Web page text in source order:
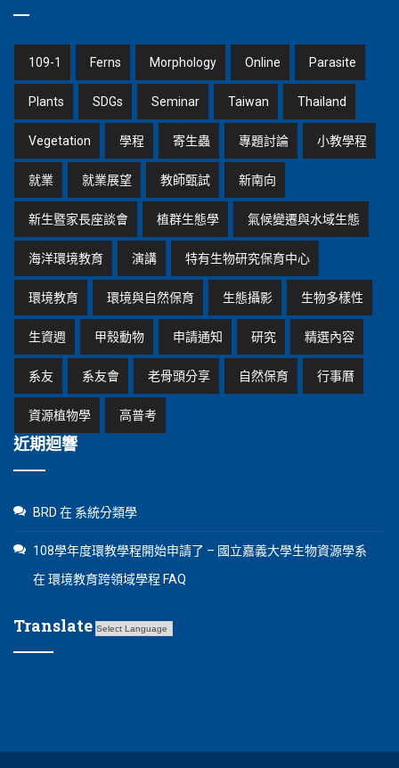
109-1 Ferns Morphology Online Parasite
Plants SDGs Seminar Taiwan Thailand
Vegetation 學程 寄生蟲 專題討論 小教學程
就業 就業展望 教師甄試 新南向
新生暨家長座談會 植群生態學 氣候變遷與水域生態
海洋環境教育 演講 特有生物研究保育中心
環境教育 環境與自然保育 生態攝影 生物多樣性
生資週 甲殼動物 申請通知 研究 精選內容
系友 系友會 老骨頭分享 自然保育 行事曆
資源植物學 高普考
近期迴響
BRD 在 系統分類學
108學年度環教學程開始申請了 – 國立嘉義大學生物資源學系
在環境教育跨領域學程 FAQ
Translate